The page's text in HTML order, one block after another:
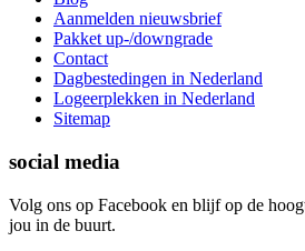
Aanmelden nieuwsbrief
Pakket up-/downgrade
Contact
Dagbestedingen in Nederland
Logeerplekken in Nederland
Sitemap
social media
Volg ons op Facebook en blijf op de
jou in de buurt.